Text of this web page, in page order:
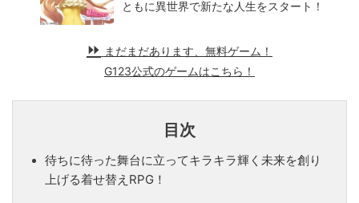
ともに異世界で新たな人生をスタート！
まだまだあります、無料ゲーム！
G123公式のゲームはこちら！
目次
待ちに待った舞台に立ってキラキラ輝く未来を創り
上げる着せ替えRPG！